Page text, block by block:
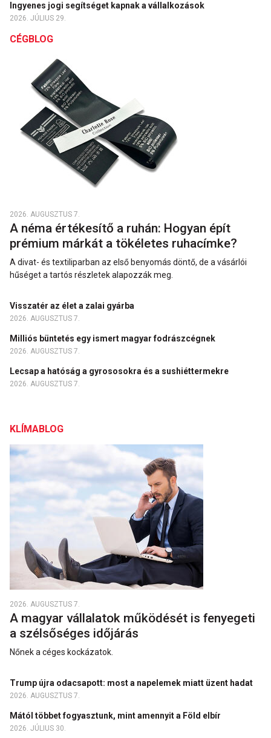
Ingyenes jogi segítséget kapnak a vállalkozások
2026. JÚLIUS 29.
CÉGBLOG
2026. AUGUSZTUS 7.
A néma értékesítő a ruhán: Hogyan épít
prémium márkát a tökéletes ruhacímke?
A divat- és textiliparban az első benyomás döntő, de a vásárlói
hűséget a tartós részletek alapozzák meg.
Visszatér az élet a zalai gyárba
2026. AUGUSZTUS 7.
Milliós büntetés egy ismert magyar fodrászcégnek
2026. AUGUSZTUS 7.
Lecsap a hatóság a gyrososokra és a sushiéttermekre
2026. AUGUSZTUS 7.
KLÍMABLOG
2026. AUGUSZTUS 7.
A magyar vállalatok működését is fenyegeti
a szélsőséges időjárás
Nőnek a céges kockázatok.
Trump újra odacsapott: most a napelemek miatt üzent hadat
2026. AUGUSZTUS 7.
Mától többet fogyasztunk, mint amennyit a Föld elbír
2026. JÚLIUS 30.